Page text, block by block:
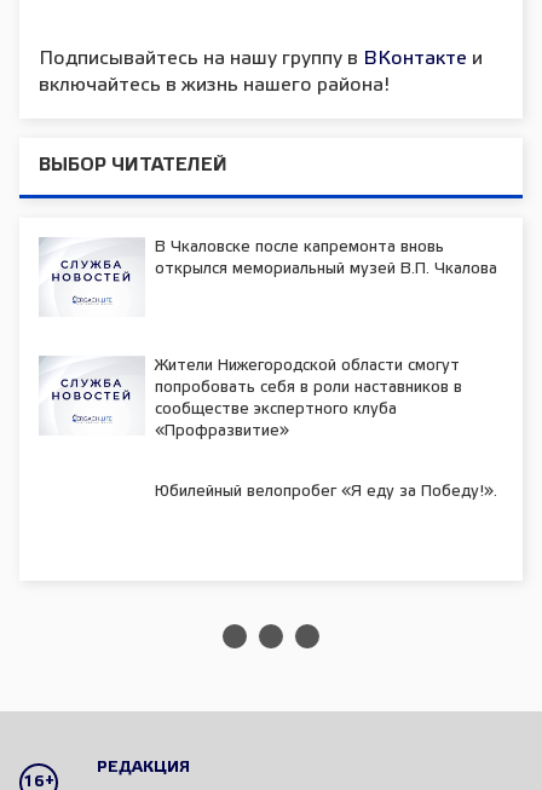
Подписывайтесь на нашу группу в ВКонтакте и
включайтесь в жизнь нашего района!
ВЫБОР ЧИТАТЕЛЕЙ
В Чкаловске после капремонта вновь
открылся мемориальный музей В.П. Чкалова
Жители Нижегородской области смогут
попробовать себя в роли наставников в
сообществе экспертного клуба
«Профразвитие»
Юбилейный велопробег «Я еду за Победу!».
16+
РЕДАКЦИЯ